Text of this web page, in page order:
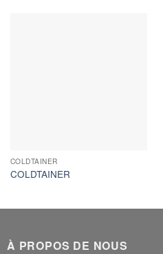
COLDTAINER
COLDTAINER
À PROPOS DE NOUS